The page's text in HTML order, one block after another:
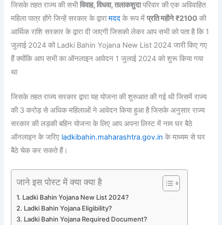
जिसके तहत राज्य की सभीविवाह, विधवा, तलाकशुदापरिवार की एक अविवाहित
महिला पात्र होंगे जिन्हें सरकार के द्वारामदद के रूप मेंप्रति महीने ₹2100 की
आर्थिक राशि सरकार के द्वारा दी जाएगी जिसको लेकर आप सभी को पता है कि 1
जुलाई 2024 को Ladki Bahin Yojana New List 2024 जारी किए गए
हैं क्योंकि आप सभी का ऑनलाइन आवेदन 1 जुलाई 2024 को शुरू किया गया
था
जिसके तहत राज्य सरकार द्वारा यह योजना की शुरुआत की गई थी जिसमें राज्य
की 3 करोड़ से अधिक महिलाओं ने आवेदन किया हुआ है जिसके अनुसार राज्य
सरकार की लड़की बहिन योजना के लिए आप अपना लिस्ट में नाम घर बैठे
ऑनलाइन के जरिए ladkibahin.maharashtra.gov.in के माध्यम से घर
बैठे चेक कर सकते हैं।
जाने इस पोस्ट में क्या क्या है
Ladki Bahin Yojana New List 2024?
Ladki Bahin Yojana Eligibility?
Ladki Bahin Yojana Required Document?